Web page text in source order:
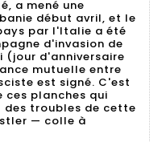
a mené une
début avril, et le
par l'Italie a été
d'invasion de
(jour d'anniversaire
mutuelle entre
est signé. C'est
planches qui
troubles de cette
— colle à